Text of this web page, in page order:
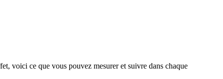
voici ce que vous pouvez mesurer et suivre dans chaque